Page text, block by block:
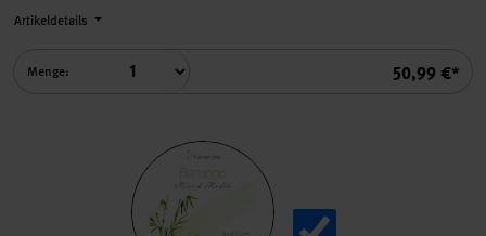
Summe
50,99 €*
Artikeldetails
Menge: